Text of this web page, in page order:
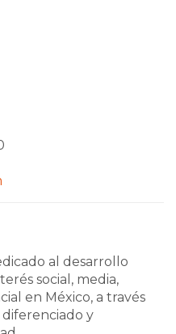
al desarrollo
social, media,
en México, a través
y